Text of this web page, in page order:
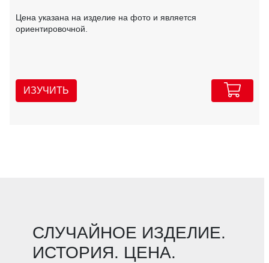
Цена указана на изделие на фото и является
ориентировочной.
ИЗУЧИТЬ
СЛУЧАЙНОЕ ИЗДЕЛИЕ.
ИСТОРИЯ. ЦЕНА.